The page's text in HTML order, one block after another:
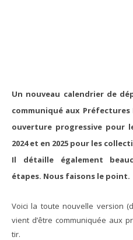
Un nouveau calendrier de
communiqué aux
ouverture progressive pour
2024 et en 2025 pour les
Il détaille également
étapes. Nous faisons le point.
Voici la toute nouvelle version
vient d’être communiquée aux
tir.